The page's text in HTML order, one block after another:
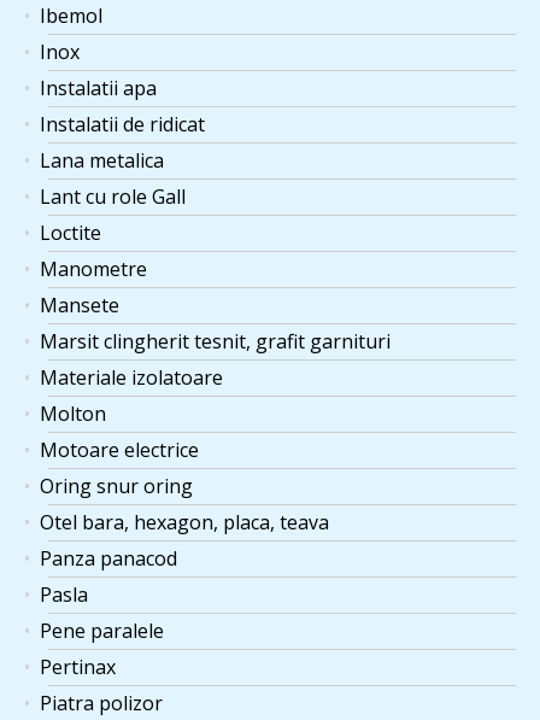
Ibemol
Inox
Instalatii apa
Instalatii de ridicat
Lana metalica
Lant cu role Gall
Loctite
Manometre
Mansete
Marsit clingherit tesnit, grafit garnituri
Materiale izolatoare
Molton
Motoare electrice
Oring snur oring
Otel bara, hexagon, placa, teava
Panza panacod
Pasla
Pene paralele
Pertinax
Piatra polizor